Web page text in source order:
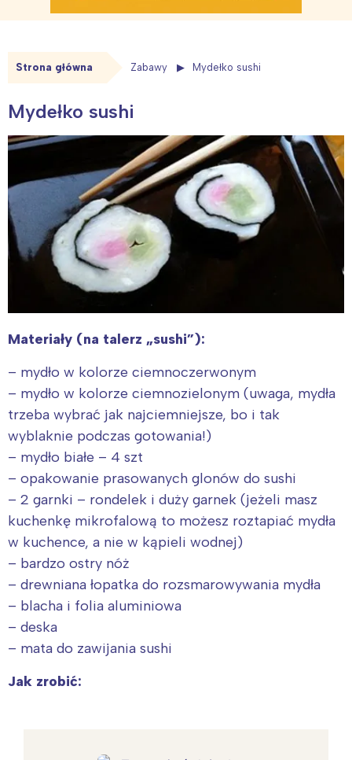
Strona główna Zabawy Mydełko sushi
Mydełko sushi
Materiały (na talerz „sushi”):
– mydło w kolorze ciemnoczerwonym
– mydło w kolorze ciemnozielonym (uwaga, mydła
trzeba wybrać jak najciemniejsze, bo i tak
wyblaknie podczas gotowania!)
– mydło białe – 4 szt
– opakowanie prasowanych glonów do sushi
– 2 garnki – rondelek i duży garnek (jeżeli masz
kuchenkę mikrofalową to możesz roztapiać mydła
w kuchence, a nie w kąpieli wodnej)
– bardzo ostry nóż
– drewniana łopatka do rozsmarowywania mydła
– blacha i folia aluminiowa
– deska
– mata do zawijania sushi
Jak zrobić: